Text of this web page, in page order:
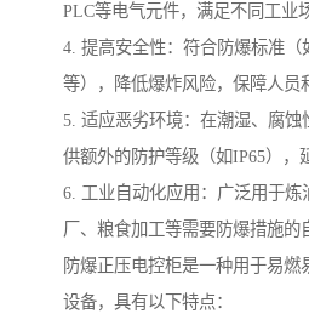
PLC等电气元件，满足不同工业
4. 提高安全性：符合防爆标准（
等），降低爆炸风险，保障人员
5. 适应恶劣环境：在潮湿、腐蚀
供额外的防护等级（如IP65），
6. 工业自动化应用：广泛用于炼
厂、粮食加工等需要防爆措施的
防爆正压电控柜是一种用于易燃
设备，具有以下特点：